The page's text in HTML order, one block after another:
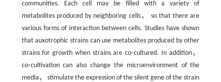
communities. Each cell may be filled with a variety of
metabolites produced by neighboring cells， so that there are
various forms of interaction between cells. Studies have shown
that auxotrophic strains can use metabolites produced by other
strains for growth when strains are co⁃cultured. In addition，
co⁃cultivation can also change the microenvironment of the
media， stimulate the expression of the silent gene of the strain